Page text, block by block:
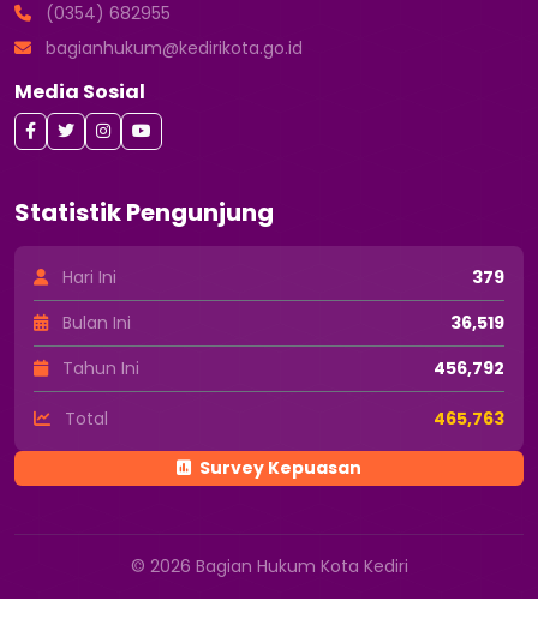
(0354) 682955
bagianhukum@kedirikota.go.id
Media Sosial
Statistik Pengunjung
Hari Ini
379
Bulan Ini
36,519
Tahun Ini
456,792
Total 465,763
Survey Kepuasan
© 2026 Bagian Hukum Kota Kediri